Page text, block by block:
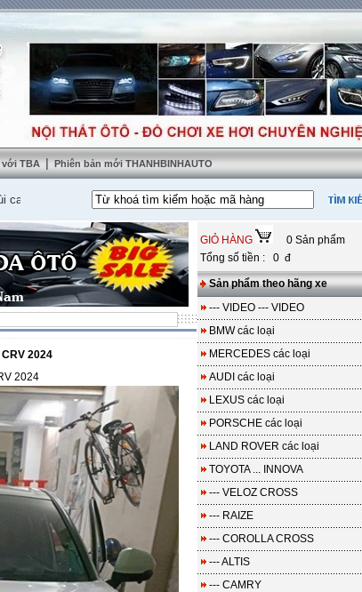
với TBA | Phiên bản mới THANHBINHAUTO
--- Lắp nệm ghế da thật tặng sàn da--- Miễn phí 100% công lắp đặt
2024
2024
GIỎ HÀNG
0 Sản phẩm
Tổng số tiền : 0 đ
Sản phẩm theo hãng xe
--- VIDEO --- VIDEO
BMW các loại
MERCEDES các loại
AUDI các loại
LEXUS các loại
PORSCHE các loại
LAND ROVER các loại
TOYOTA ... INNOVA
--- VELOZ CROSS
--- RAIZE
--- COROLLA CROSS
--- ALTIS
--- CAMRY